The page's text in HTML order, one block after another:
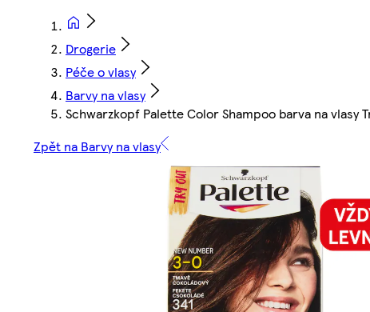
Drogerie
Péče o vlasy
Barvy na vlasy
Schwarzkopf Palette Color Shampoo barva na vlasy
Zpět na Barvy na vlasy